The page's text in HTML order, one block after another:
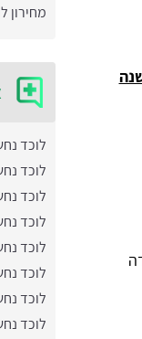
מחירון
לוכד
לוכד
לוכד
לוכד
לוכד
לוכד
לוכד
לוכד